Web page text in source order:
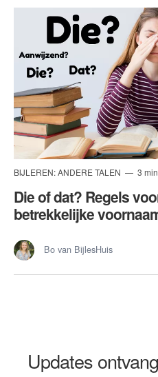
BIJLEREN: ANDERE TALEN 3
Die of dat? Regels
betrekkelijke
Bo van BijlesHuis
Updates